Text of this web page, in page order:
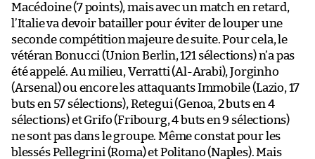
Macédoine (7 points), mais avec un match en retard,
l’Italie va devoir batailler pour éviter de louper une
seconde compétition majeure de suite. Pour cela, le
vétéran Bonucci (Union Berlin, 121 sélections) n’a pas
été appelé. Au milieu, Verratti (Al-Arabi), Jorginho
(Arsenal) ou encore les attaquants Immobile (Lazio, 17
buts en 57 sélections), Retegui (Genoa, 2 buts en 4
sélections) et Grifo (Fribourg, 4 buts en 9 sélections)
ne sont pas dans le groupe. Même constat pour les
blessés Pellegrini (Roma) et Politano (Naples). Mais